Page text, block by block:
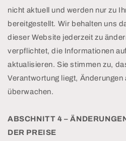
nicht aktuell und werden nur zu
bereitgestellt. Wir behalten uns
dieser Website jederzeit zu
verpflichtet, die Informationen
aktualisieren. Sie stimmen zu,
Verantwortung liegt, Änderungen
überwachen.
ABSCHNITT 4 –
DER PREISE